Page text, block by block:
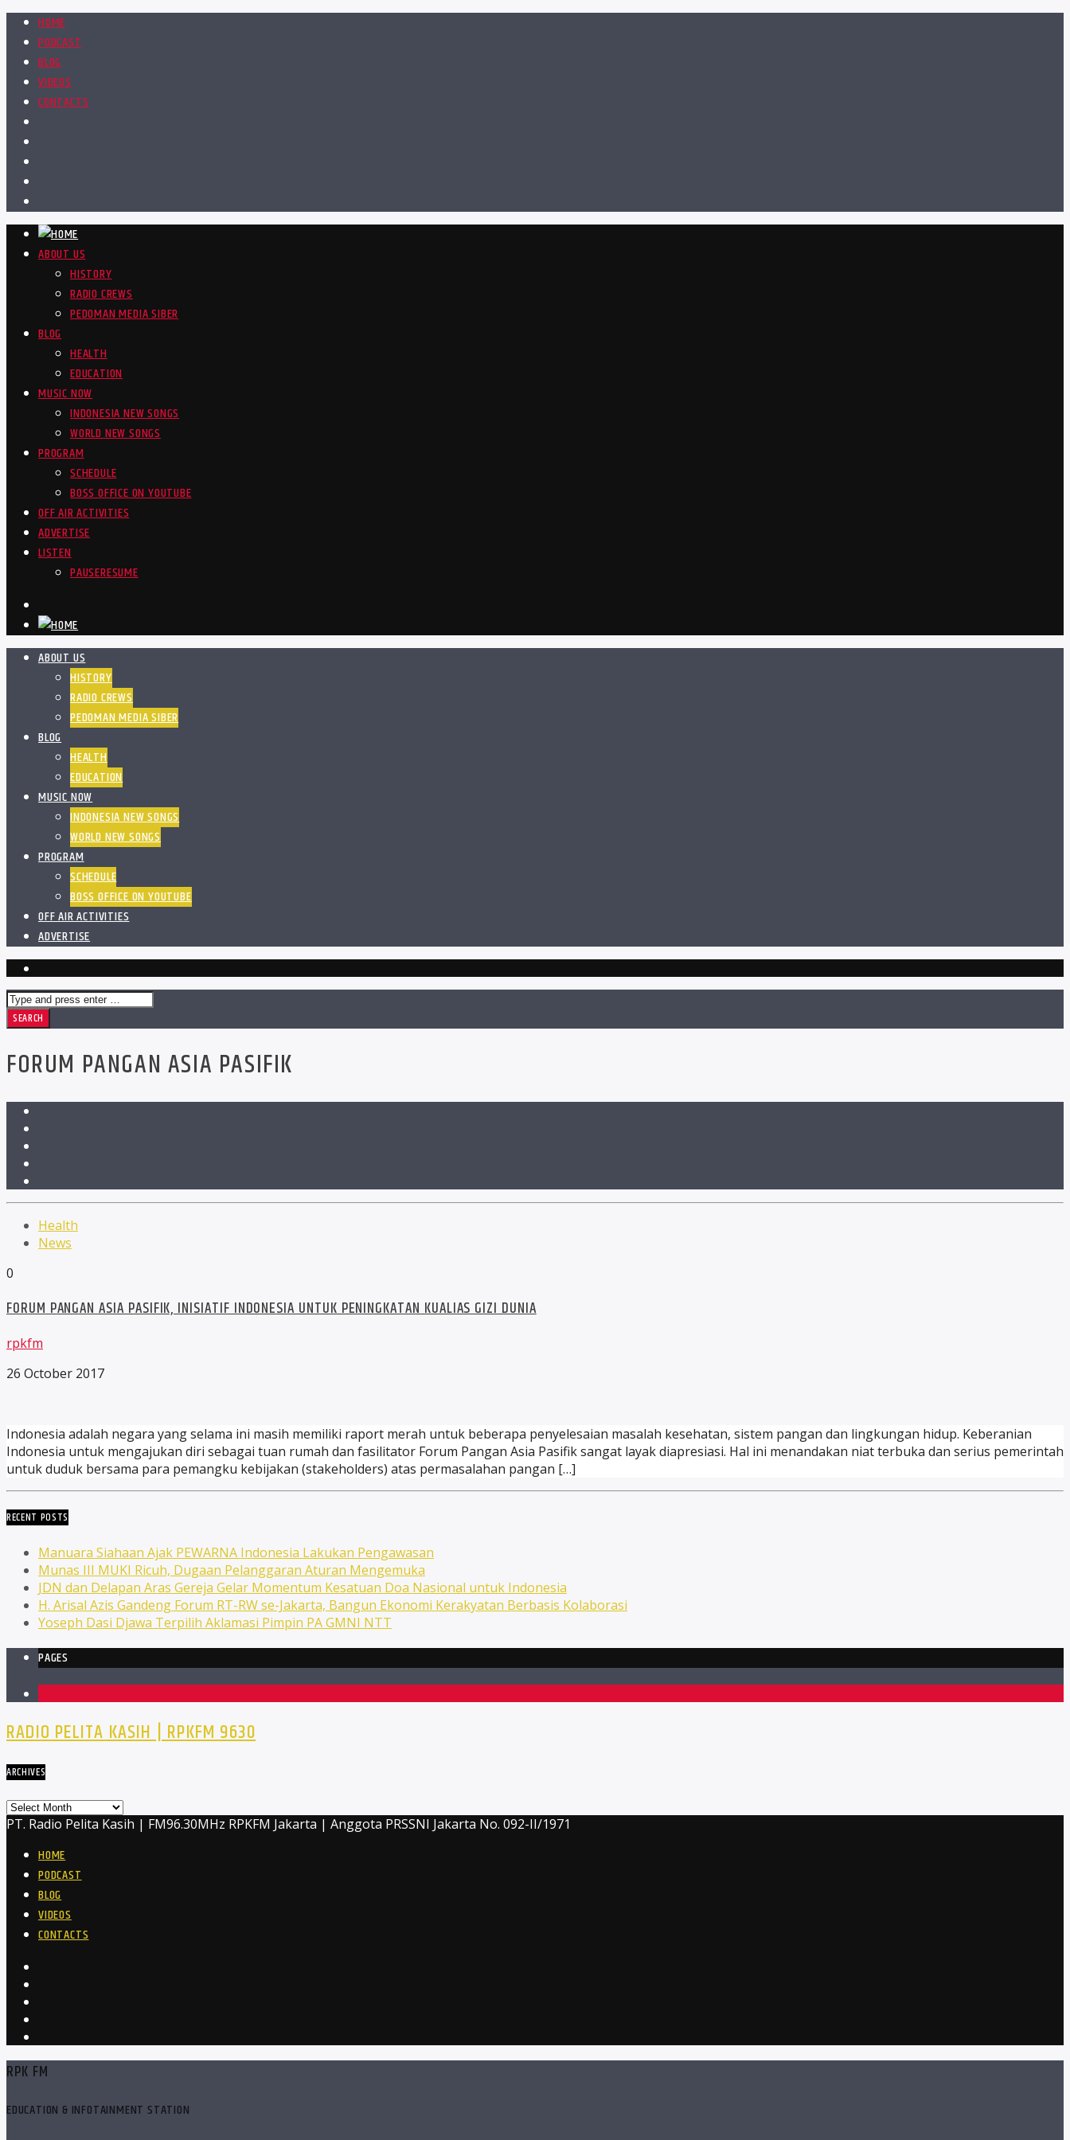
HOME
PODCAST
BLOG
VIDEOS
CONTACTS
ABOUT US
HISTORY
RADIO CREWS
PEDOMAN MEDIA SIBER
BLOG
HEALTH
EDUCATION
MUSIC NOW
INDONESIA NEW SONGS
WORLD NEW SONGS
PROGRAM
SCHEDULE
BOSS OFFICE ON YOUTUBE
OFF AIR ACTIVITIES
ADVERTISE
LISTEN
PAUSERESUME
ABOUT US
HISTORY
RADIO CREWS
PEDOMAN MEDIA SIBER
BLOG
HEALTH
EDUCATION
MUSIC NOW
INDONESIA NEW SONGS
WORLD NEW SONGS
PROGRAM
SCHEDULE
BOSS OFFICE ON YOUTUBE
OFF AIR ACTIVITIES
ADVERTISE
FORUM PANGAN ASIA PASIFIK
Health
News
0
FORUM PANGAN ASIA PASIFIK, INISIATIF INDONESIA UNTUK PENINGKATAN KUALIAS GIZI DUNIA
rpkfm
26 October 2017
Indonesia adalah negara yang selama ini masih memiliki raport merah untuk beberapa penyelesaian masalah kesehatan, sistem pangan dan lingkungan hidup. Keberanian
Indonesia untuk mengajukan diri sebagai tuan rumah dan fasilitator Forum Pangan Asia Pasifik sangat layak diapresiasi. Hal ini menandakan niat terbuka dan serius pemerintah
untuk duduk bersama para pemangku kebijakan (stakeholders) atas permasalahan pangan […]
RECENT POSTS
Manuara Siahaan Ajak PEWARNA Indonesia Lakukan Pengawasan
Munas III MUKI Ricuh, Dugaan Pelanggaran Aturan Mengemuka
JDN dan Delapan Aras Gereja Gelar Momentum Kesatuan Doa Nasional untuk Indonesia
H. Arisal Azis Gandeng Forum RT-RW se-Jakarta, Bangun Ekonomi Kerakyatan Berbasis Kolaborasi
Yoseph Dasi Djawa Terpilih Aklamasi Pimpin PA GMNI NTT
PAGES
RADIO PELITA KASIH | RPKFM 9630
ARCHIVES
Archives
PT. Radio Pelita Kasih | FM96.30MHz RPKFM Jakarta | Anggota PRSSNI Jakarta No. 092-II/1971
HOME
PODCAST
BLOG
VIDEOS
CONTACTS
RPK FM
EDUCATION & INFOTAINMENT STATION